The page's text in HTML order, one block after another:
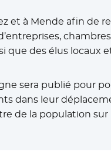
et à Mende afin de
que des élus locaux
sera publié pour
dans leur
de la population sur